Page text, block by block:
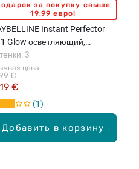
Добавить в корзину
за покупку свыше
19,99 евро!
Instant Perfector
Glow осветляющий,
флюид, 20мл
цена
€
€
3
1